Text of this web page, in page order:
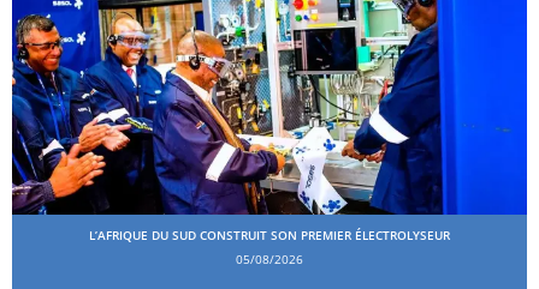
L’AFRIQUE DU SUD CONSTRUIT SON PREMIER ÉLECTROLYSEUR
05/08/2026